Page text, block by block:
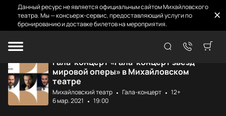
Данный ресурс не является официальным сайтом Михайловского
театра. Мы — консьерж-сервис, предоставляющий услуги по
бронированию и доставке билетов на мероприятия.
Главная
Гала-концерт «Гала-концерт звезд
мировой оперы» в Михайловском
театре
Михайловский театр Гала-концерт
12+
6 мар. 2021
19:00